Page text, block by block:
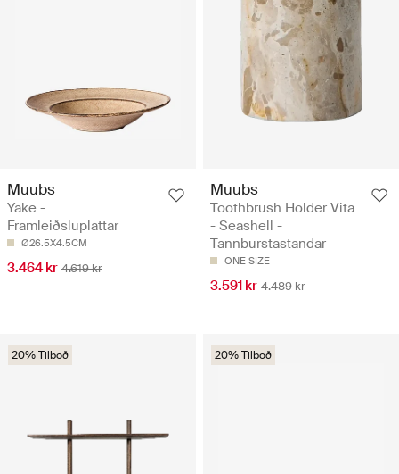
Muubs
Yake -
Framleiðsluplattar
Ø26.5X4.5CM
3.464 kr 4.619 kr
Muubs
Toothbrush Holder Vita
- Seashell -
Tannburstastandar
ONE SIZE
3.591 kr 4.489 kr
20% Tilboð 20% Tilboð